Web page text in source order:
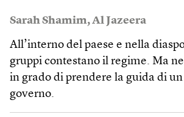
Sarah Shamim,Al Jazeera
All’interno del paese e nella
gruppi contestano il regime. Ma
in grado di prendere la guida di
governo.